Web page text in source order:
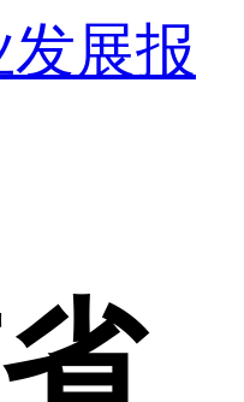
展报